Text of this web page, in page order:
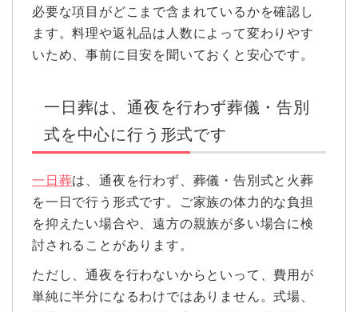
必要な項目がどこまで含まれているかを確認し
ます。料理や返礼品は人数によって変わりやす
いため、事前に目安を聞いておくと安心です。
一日葬は、通夜を行わず葬儀・告別
式を中心に行う形式です
一日葬は、通夜を行わず、葬儀・告別式と火葬
を一日で行う形式です。ご家族の体力的な負担
を抑えたい場合や、遠方の親族が多い場合に検
討されることがあります。
ただし、通夜を行わないからといって、費用が
単純に半分になるわけではありません。式場、